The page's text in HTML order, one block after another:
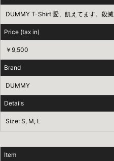
DUMMY T-Shirt 愛、飢えてます。殺滅
Price (tax in)
￥9,500
Brand
DUMMY
Details
Size: S, M, L
Item